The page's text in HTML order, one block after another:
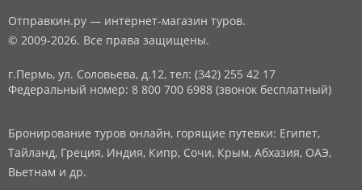
Отправкин.ру — интернет-магазин туров.
© 2009-2026. Все права защищены.
г.Пермь, ул. Соловьева, д.12, тел: (342) 255 42 17
Федеральный номер: 8 800 700 6988 (звонок бесплатный)
Бронирование туров онлайн, горящие путевки: Египет,
Тайланд, Греция, Индия, Кипр, Сочи, Крым, Абхазия, ОАЭ,
Вьетнам и др.